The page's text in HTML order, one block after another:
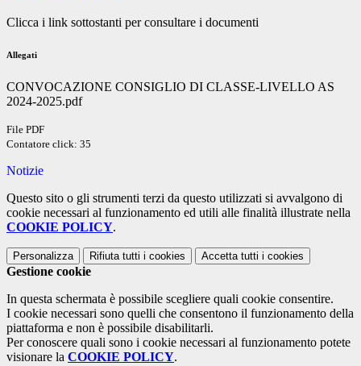
Clicca i link sottostanti per consultare i documenti
Allegati
CONVOCAZIONE CONSIGLIO DI CLASSE-LIVELLO AS
2024-2025.pdf
File PDF
Contatore click: 35
Notizie
Questo sito o gli strumenti terzi da questo utilizzati si avvalgono di
cookie necessari al funzionamento ed utili alle finalità illustrate nella
COOKIE POLICY.
Personalizza Rifiuta tutti i cookies Accetta tutti i cookies
Gestione cookie
In questa schermata è possibile scegliere quali cookie consentire.
I cookie necessari sono quelli che consentono il funzionamento della
piattaforma e non è possibile disabilitarli.
Per conoscere quali sono i cookie necessari al funzionamento potete
visionare la COOKIE POLICY.